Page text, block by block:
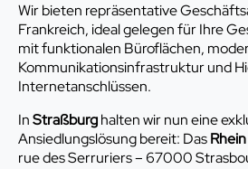
Wir bieten repräsentative
Frankreich, ideal gelegen für Ihre
mit funktionalen Büroflächen,
Kommunikationsinfrastruktur und
Internetanschlüssen.
InStraßburghalten wir nun eine
Ansiedlungslösung bereit: Das
rue des Serruriers – 67000